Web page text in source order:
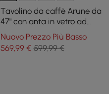
Tavolino da caffè Arune da
47" con anta in vetro ad
arco e LED
Nuovo Prezzo Più Basso
569,99€ 599,99 €